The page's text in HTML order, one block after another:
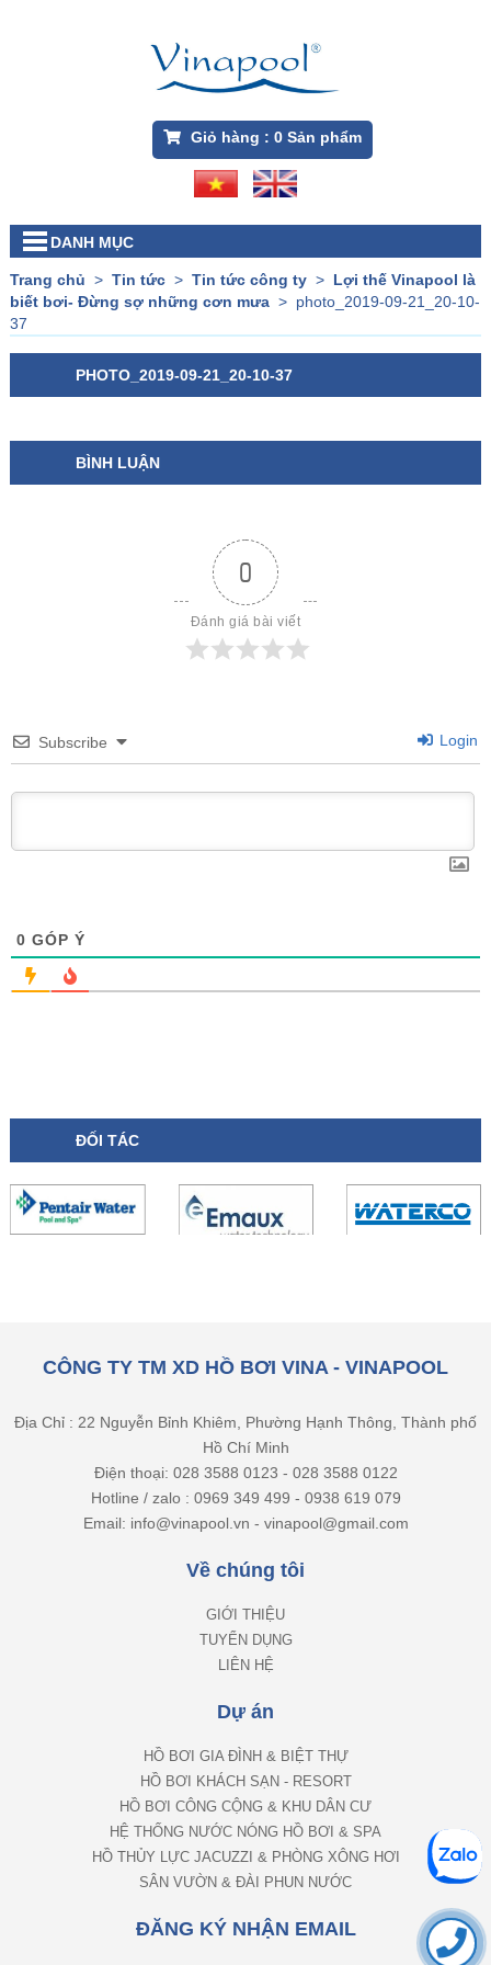
Giỏ hàng : 0Sản phẩm
DANH MỤC
Trang chủ > Tin tức> Tin tức công ty> Lợi thế Vinapool là
biết bơi- Đừng sợ những cơn mưa> photo_2019-09-21_20-10-
37
PHOTO_2019-09-21_20-10-37
BÌNH LUẬN
0
Đánh giá bài viết
Subscribe Login
0 GÓP Ý
ĐỐI TÁC
CÔNG TY TM XD HỒ BƠI VINA - VINAPOOL
Địa Chỉ : 22 Nguyễn Bỉnh Khiêm, Phường Hạnh Thông, Thành phố
Hồ Chí Minh
Điện thoại: 028 3588 0123 - 028 3588 0122
Hotline / zalo : 0969 349 499 - 0938 619 079
Email: info@vinapool.vn - vinapool@gmail.com
Về chúng tôi
GIỚI THIỆU
TUYỂN DỤNG
LIÊN HỆ
Dự án
HỒ BƠI GIA ĐÌNH & BIỆT THỰ
HỒ BƠI KHÁCH SẠN - RESORT
HỒ BƠI CÔNG CỘNG & KHU DÂN CƯ
HỆ THỐNG NƯỚC NÓNG HỒ BƠI & SPA
HỒ THỦY LỰC JACUZZI & PHÒNG XÔNG HƠI
SÂN VƯỜN & ĐÀI PHUN NƯỚC
ĐĂNG KÝ NHẬN EMAIL